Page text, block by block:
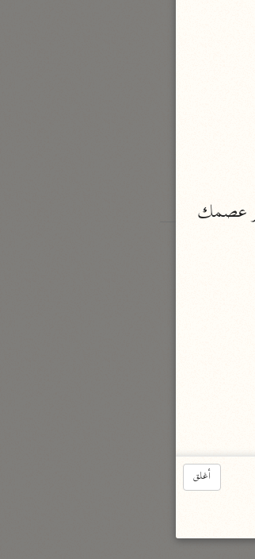
أغلق